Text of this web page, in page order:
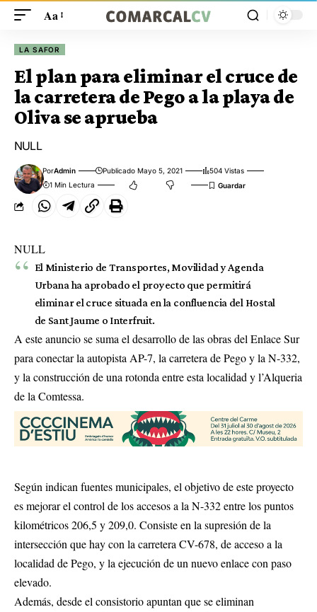
Aa
LA SAFOR
El plan para eliminar el cruce de
la carretera de Pego a la playa de
Oliva se aprueba
NULL
PorAdmin Publicado Mayo 5, 2021
504 Vistas
1 Min Lectura
NULL
El Ministerio de Transportes, Movilidad y Agenda
Urbana ha aprobado el proyecto que permitirá
eliminar el cruce situada en la confluencia del Hostal
de Sant Jaume o Interfruit.
A este anuncio se suma el desarrollo de las obras del Enlace Sur
para conectar la autopista AP-7, la carretera de Pego y la N-332,
y la construcción de una rotonda entre esta localidad y l’Alqueria
de la Comtessa.
Según indican fuentes municipales, el objetivo de este proyecto
es mejorar el control de los accesos a la N-332 entre los puntos
kilométricos 206,5 y 209,0. Consiste en la supresión de la
intersección que hay con la carretera CV-678, de acceso a la
localidad de Pego, y la ejecución de un nuevo enlace con paso
elevado.
Además, desde el consistorio apuntan que se eliminan